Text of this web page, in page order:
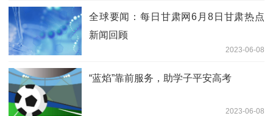
全球要闻：每日甘肃网6月8日甘肃热点
新闻回顾
2023-06-08
“蓝焰”靠前服务，助学子平安高考
2023-06-08